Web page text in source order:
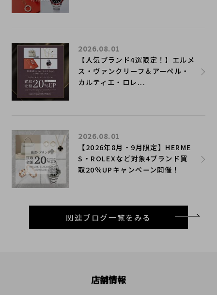
【人気ブランド4選限定！】エルメ
ス・ヴァンクリーフ＆アーペル・
カルティエ・ロレ...
2026.08.01
【2026年8月・9月限定】HERME
S・ROLEXなど対象4ブランド買
取20％UPキャンペーン開催！
2026.08.01
関連ブログ一覧をみる
店舗情報